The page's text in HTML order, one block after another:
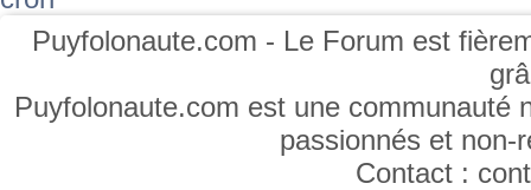
Puyfolonaute.com - Le Forum est
Puyfolonaute.com est une communauté
passionnés et
Contact :